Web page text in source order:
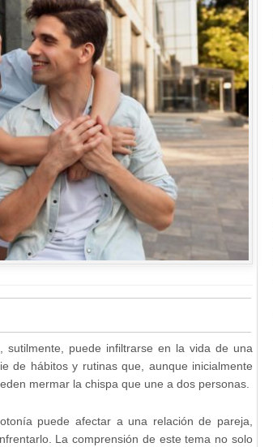
puede infiltrarse en la vida de una
de hábitos y rutinas que, aunque inicialmente
mermar la chispa que une a dos personas.
puede afectar a una relación de pareja,
La comprensión de este tema no solo